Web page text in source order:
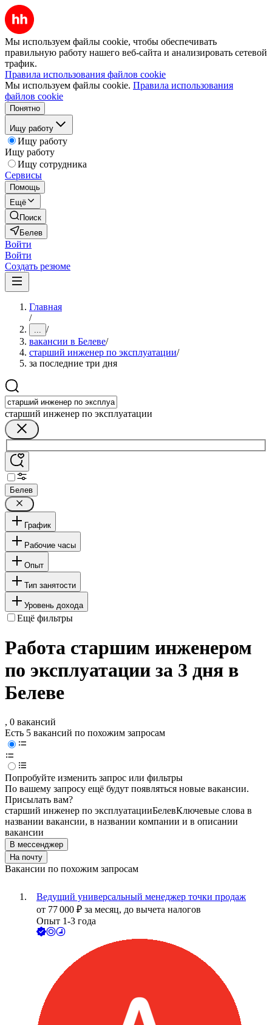
Мы используем файлы cookie, чтобы обеспечивать
правильную работу нашего веб-сайта и анализировать сетевой
трафик.
Правила использования файлов cookie
Мы используем файлы cookie. Правила использования
файлов cookie
Понятно
Ищу работу
Ищу работу
Ищу работу
Ищу сотрудника
Сервисы
Помощь
Ещё
Поиск
Белев
Войти
Войти
Создать резюме
Главная
/
... /
вакансии в Белеве/
старший инженер по эксплуатации/
за последние три дня
старший инженер по эксплуатации
Белев
График
Рабочие часы
Опыт
Тип занятости
Уровень дохода
Ещё фильтры
Работа старшим инженером
по эксплуатации за 3 дня в
Белеве
, 0 вакансий
Есть 5 вакансий по похожим запросам
Попробуйте изменить запрос или фильтры
По вашему запросу ещё будут появляться новые вакансии.
Присылать вам?
старший инженер по эксплуатацииБелевКлючевые слова в
названии вакансии, в названии компании и в описании
вакансии
В мессенджер
На почту
Вакансии по похожим запросам
Ведущий универсальный менеджер точки продаж
от 77 000 ₽ за месяц, до вычета налогов
Опыт 1-3 года